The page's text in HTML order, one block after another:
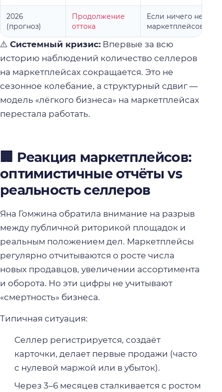
2026
(прогноз)
Продолжение
оттока
Если ничего не
маркетплейсов
⚠️ Системный кризис: Впервые за всю
историю наблюдений количество селлеров
на маркетплейсах сокращается. Это не
сезонное колебание, а структурный сдвиг —
модель «лёгкого бизнеса» на маркетплейсах
перестала работать.
🏢 Реакция маркетплейсов:
оптимистичные отчёты vs
реальность селлеров
Яна Гомжина обратила внимание на разрыв
между публичной риторикой площадок и
реальным положением дел. Маркетплейсы
регулярно отчитываются о росте числа
новых продавцов, увеличении ассортимента
и оборота. Но эти цифры не учитывают
«смертность» бизнеса.
Типичная ситуация:
Селлер регистрируется, создаёт
карточки, делает первые продажи (часто
с нулевой маржой или в убыток).
Через 3–6 месяцев сталкивается с ростом